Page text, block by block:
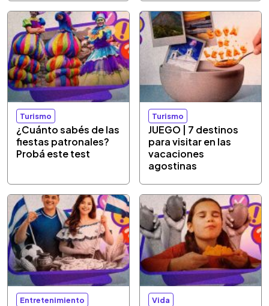
Turismo
¿Cuánto sabés de las
fiestas patronales?
Probá este test
Turismo
JUEGO | 7 destinos
para visitar en las
vacaciones
agostinas
Entretenimiento Vida